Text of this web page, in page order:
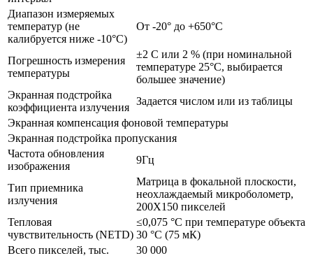
Диапазон измеряемых
температур (не
калибруется ниже -10°С)
От -20° до +650°С
Погрешность измерения
температуры
±2 C или 2 % (при номинальной
температуре 25°C, выбирается
большее значение)
Экранная подстройка
коэффициента излучения
Задается числом или из таблицы
Экранная компенсация фоновой температуры
Экранная подстройка пропускания
Частота обновления
изображения
9Гц
Тип приемника
излучения
Матрица в фокальной плоскости,
неохлаждаемый микроболометр,
200X150 пикселей
Тепловая
чувствительность (NETD)
≤0,075 °C при температуре объекта
30 °C (75 мК)
Всего пикселей, тыс.
30 000